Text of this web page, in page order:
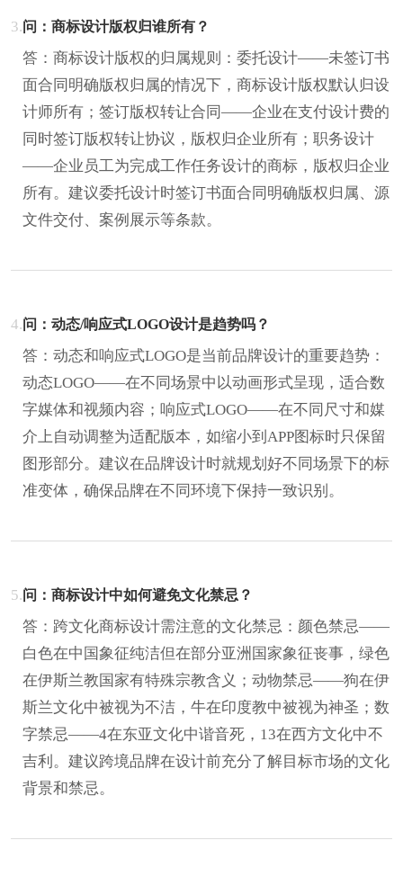
3.问：商标设计版权归谁所有？
答：商标设计版权的归属规则：委托设计——未签订书
面合同明确版权归属的情况下，商标设计版权默认归设
计师所有；签订版权转让合同——企业在支付设计费的
同时签订版权转让协议，版权归企业所有；职务设计
——企业员工为完成工作任务设计的商标，版权归企业
所有。建议委托设计时签订书面合同明确版权归属、源
文件交付、案例展示等条款。
4.问：动态/响应式LOGO设计是趋势吗？
答：动态和响应式LOGO是当前品牌设计的重要趋势：
动态LOGO——在不同场景中以动画形式呈现，适合数
字媒体和视频内容；响应式LOGO——在不同尺寸和媒
介上自动调整为适配版本，如缩小到APP图标时只保留
图形部分。建议在品牌设计时就规划好不同场景下的标
准变体，确保品牌在不同环境下保持一致识别。
5.问：商标设计中如何避免文化禁忌？
答：跨文化商标设计需注意的文化禁忌：颜色禁忌——
白色在中国象征纯洁但在部分亚洲国家象征丧事，绿色
在伊斯兰教国家有特殊宗教含义；动物禁忌——狗在伊
斯兰文化中被视为不洁，牛在印度教中被视为神圣；数
字禁忌——4在东亚文化中谐音死，13在西方文化中不
吉利。建议跨境品牌在设计前充分了解目标市场的文化
背景和禁忌。